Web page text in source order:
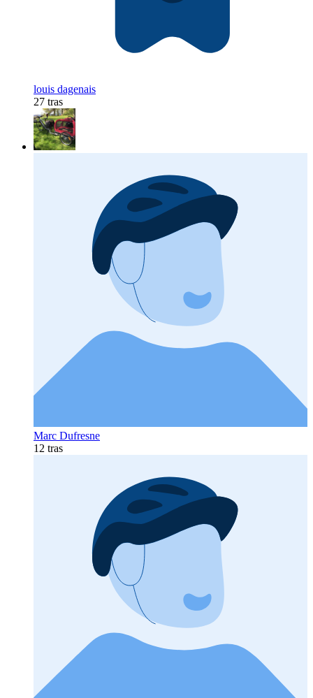
louis dagenais
27 tras
Marc Dufresne
12 tras